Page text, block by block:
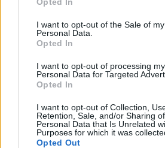
I want to opt-out of the Sale of my
Personal Data.
Opted In
I want to opt-out of processing my
Personal Data for Targeted
Opted In
I want to opt-out of Collection,
Retention, Sale, and/or Sharing
Personal Data that Is Unrelated
Purposes for which it was
Opted Out
Νέο Audi A2 e-tron με στόχο την κορυφή
Νεάνιδες απόψε κόντρα στη
Λιθουανία (live stream)